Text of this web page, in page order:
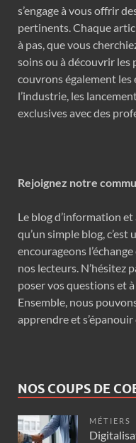
s’engage à vous offrir
pertinents. Chaque
à pas, que vous
soins ou à découvrir les
couvrons également les
l’industrie, les
exclusives avec des
Rejoignez notre
Le blog d’information
qu’un simple blog,
encourageons
nos lecteurs. N’hésitez
poser vos questions et
Ensemble, nous
apprendre et
NOS COUPS DE
MÉTIERS